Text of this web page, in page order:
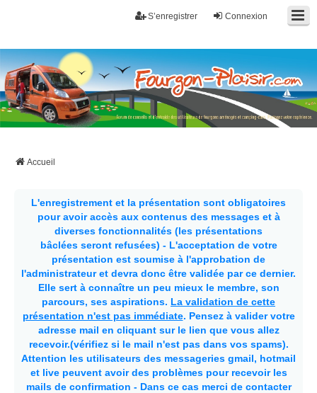
Connexion
S’enregistrer
Fourgon-plaisir.com
Forum de conseils et d'entraide des utilisateurs de fourgons, fourgons
aménagés, vans et de camping-car. Partagez votre expérience.
Accueil
L'enregistrement et la présentation sont obligatoires
pour avoir accès aux contenus des messages et à
diverses fonctionnalités (les présentations
bâclées seront refusées) - L'acceptation de votre
présentation est soumise à l'approbation de
l'administrateur et devra donc être validée par ce dernier.
Elle sert à connaître un peu mieux le membre, son
parcours, ses aspirations. La validation de cette
présentation n'est pas immédiate. Pensez à valider votre
adresse mail en cliquant sur le lien que vous allez
recevoir.(vérifiez si le mail n'est pas dans vos spams).
Attention les utilisateurs des messageries gmail, hotmail
et live peuvent avoir des problèmes pour recevoir les
mails de confirmation - Dans ce cas merci de contacter